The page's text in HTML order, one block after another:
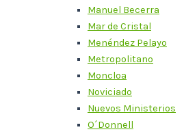
Manuel Becerra
Mar de Cristal
Menéndez Pelayo
Metropolitano
Moncloa
Noviciado
Nuevos Ministerios
O´Donnell